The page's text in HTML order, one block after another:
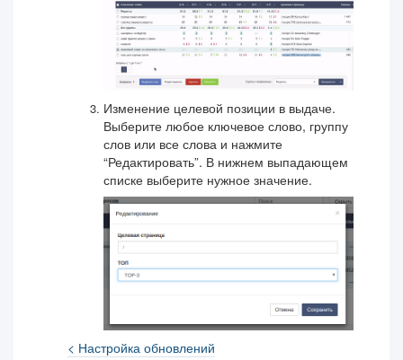
Изменение целевой позиции в выдаче.
Выберите любое ключевое слово, группу
слов или все слова и нажмите
“Редактировать”. В нижнем выпадающем
списке выберите нужное значение.
< Настройка обновлений